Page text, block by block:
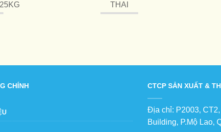
THAI
CHÍNH CTCP SẢN XUẤT &
Địa chỉ: P2003,
Building, P.Mộ Lao,